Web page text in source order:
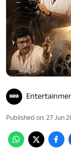
Published on: 27 Jun